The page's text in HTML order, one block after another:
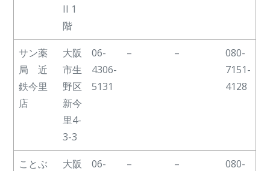
II 1
階
サン薬
局 近
鉄今里
店
大阪
市生
野区
新今
里4-
3-3
06-
4306-
5131
– –
080-
7151-
4128
ことぶ
大阪
06-
– –
080-